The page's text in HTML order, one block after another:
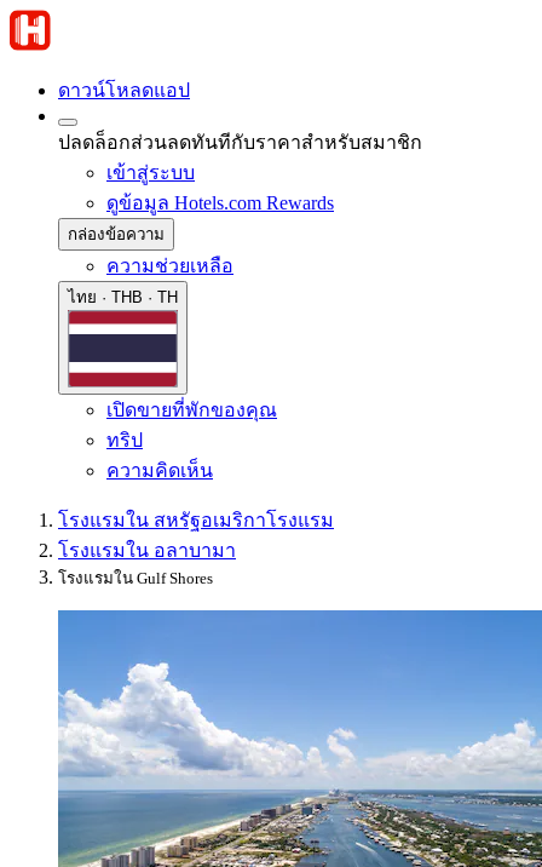
ดาวน์โหลดแอป
ปลดล็อกส่วนลดทันทีกับราคาสำหรับสมาชิก
เข้าสู่ระบบ
ดูข้อมูล Hotels.com Rewards
กล่องข้อความ
ความช่วยเหลือ
ไทย · THB · TH
เปิดขายที่พักของคุณ
ทริป
ความคิดเห็น
โรงแรมใน สหรัฐอเมริกาโรงแรม
โรงแรมใน อลาบามา
โรงแรมใน Gulf Shores